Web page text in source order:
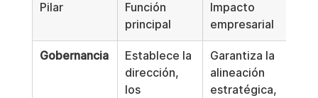
Pilar
Función
principal
Impacto
empresarial
Gobernancia
Establece la
dirección,
los
Garantiza la
alineación
estratégica,